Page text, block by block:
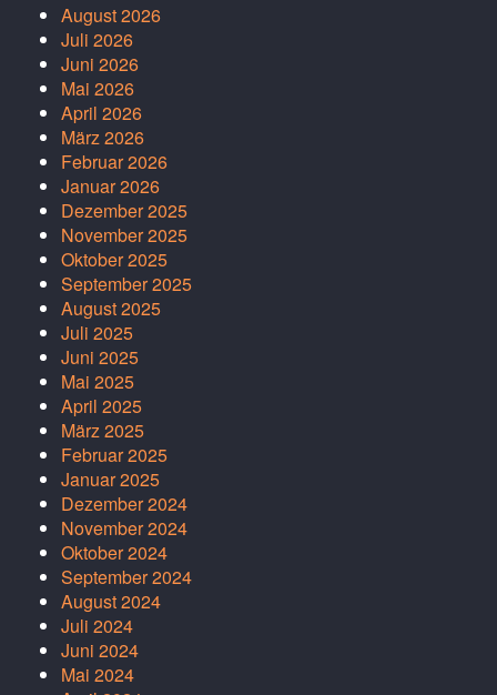
August 2026
Juli 2026
Juni 2026
Mai 2026
April 2026
März 2026
Februar 2026
Januar 2026
Dezember 2025
November 2025
Oktober 2025
September 2025
August 2025
Juli 2025
Juni 2025
Mai 2025
April 2025
März 2025
Februar 2025
Januar 2025
Dezember 2024
November 2024
Oktober 2024
September 2024
August 2024
Juli 2024
Juni 2024
Mai 2024